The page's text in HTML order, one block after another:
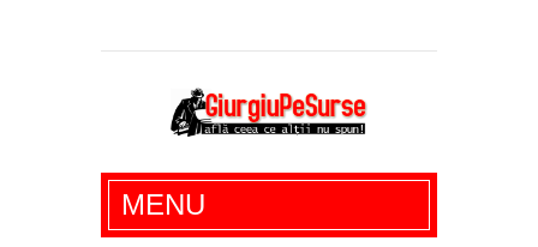
Giurgiu Pe Surse – actualitate giurgiu,
administratie giurgiu, stiri politice, social
MENU